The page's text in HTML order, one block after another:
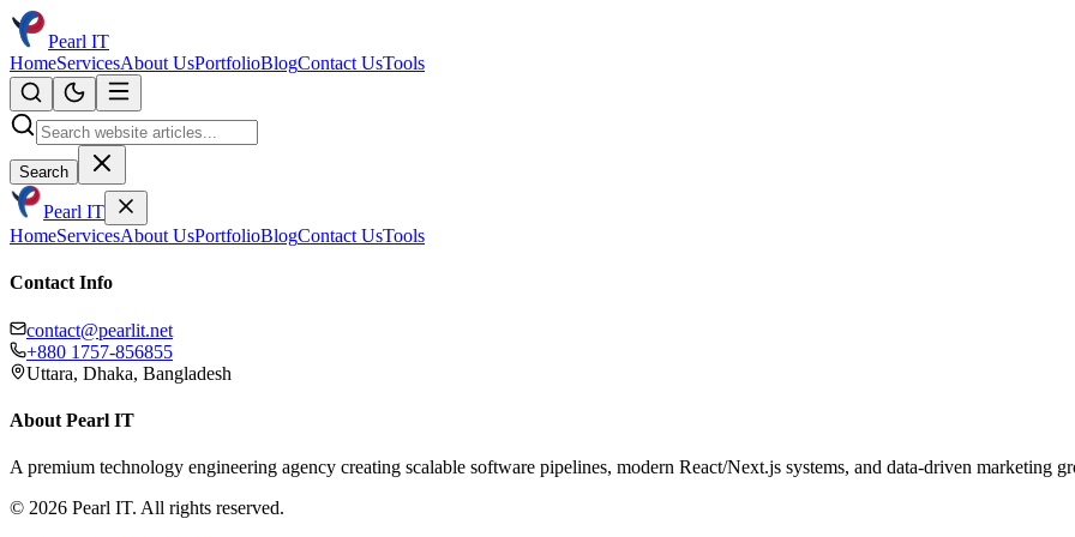
Pearl IT
HomeServicesAbout UsPortfolioBlogContact UsTools
Search
Pearl IT
HomeServicesAbout UsPortfolioBlogContact UsTools
Contact Info
contact@pearlit.net
+880 1757-856855
Uttara, Dhaka, Bangladesh
About Pearl IT
A premium technology engineering agency creating scalable software pipelines, modern React/Next.js systems, and data-driven marketing
© 2026 Pearl IT. All rights reserved.